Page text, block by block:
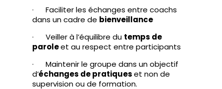
· Faciliter les échanges entre coachs
dans un cadre de bienveillance
· Veiller à l’équilibre du temps de
paroleet au respect entre participants
· Maintenir le groupe dans un objectif
d’échanges de pratiqueset non de
supervision ou de formation.